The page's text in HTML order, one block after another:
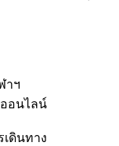
าฯ
อนไลน์
ดินทาง